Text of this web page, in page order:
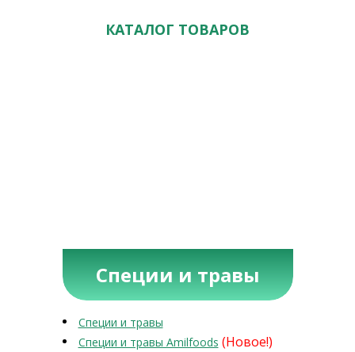
КАТАЛОГ ТОВАРОВ
Специи и травы
Специи и травы
Специи и травы Amilfoods (Новое!)